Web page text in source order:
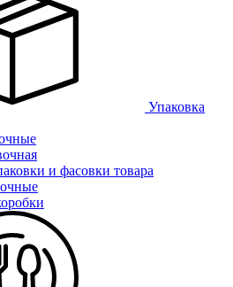
Упаковка
и фасовки товара